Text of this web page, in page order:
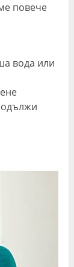
повече
вода или